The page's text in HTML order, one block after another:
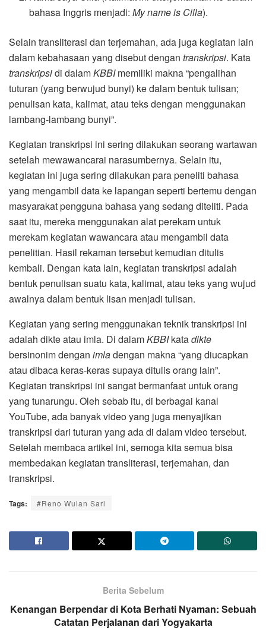
bahasa Inggris menjadi:My name is Cilla).
Selain transliterasi dan terjemahan, ada juga kegiatan lain
dalam kebahasaan yang disebut dengan transkripsi. Kata
transkripsidi dalamKBBImemiliki makna “pengalihan
tuturan (yang berwujud bunyi) ke dalam bentuk tulisan;
penulisan kata, kalimat, atau teks dengan menggunakan
lambang-lambang bunyi”.
Kegiatan transkripsi ini sering dilakukan seorang wartawan
setelah mewawancarai narasumbernya. Selain itu,
kegiatan ini juga sering dilakukan para peneliti bahasa
yang mengambil data ke lapangan seperti bertemu dengan
masyarakat pengguna bahasa yang sedang diteliti. Pada
saat itu, mereka menggunakan alat perekam untuk
merekam kegiatan wawancara atau mengambil data
penelitian. Hasil rekaman tersebut kemudian ditulis
kembali. Dengan kata lain, kegiatan transkripsi adalah
bentuk penulisan suatu kata, kalimat, atau teks yang wujud
awalnya dalam bentuk lisan menjadi tulisan.
Kegiatan yang sering menggunakan teknik transkripsi ini
adalah dikte atau imla. Di dalamKBBIkatadikte
bersinonim dengan imladengan makna “yang diucapkan
atau dibaca keras-keras supaya ditulis orang lain”.
Kegiatan transkripsi ini sangat bermanfaat untuk orang
yang tunarungu. Oleh sebab itu, di berbagai kanal
YouTube, ada banyak video yang juga menyajikan
transkripsi dari tuturan yang ada di dalam video tersebut.
Setelah membaca artikel ini, semoga kita semua bisa
membedakan kegiatan transliterasi, terjemahan, dan
transkripsi.
Tags: #Reno Wulan Sari
Berita Sebelum
Kenangan Berpendar di Kota Berhati Nyaman: Sebuah
Catatan Perjalanan dari Yogyakarta